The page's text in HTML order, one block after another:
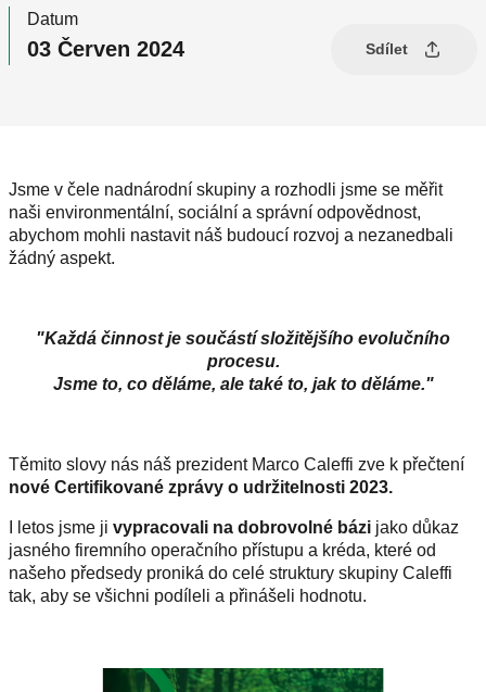
Datum
03 Červen 2024 Sdílet
Jsme v čele nadnárodní skupiny a rozhodli jsme se měřit
naši environmentální, sociální a správní odpovědnost,
abychom mohli nastavit náš budoucí rozvoj a nezanedbali
žádný aspekt.
"Každá činnost je součástí složitějšího evolučního
procesu.
Jsme to, co děláme, ale také to, jak to děláme."
Těmito slovy nás náš prezident Marco Caleffi zve k přečtení
nové Certifikované zprávy o udržitelnosti 2023.
I letos jsme ji vypracovali na dobrovolné bázi jako důkaz
jasného firemního operačního přístupu a kréda, které od
našeho předsedy proniká do celé struktury skupiny Caleffi
tak, aby se všichni podíleli a přinášeli hodnotu.